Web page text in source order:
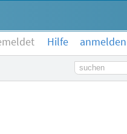
Hilfe anmelden
Suchbegriff